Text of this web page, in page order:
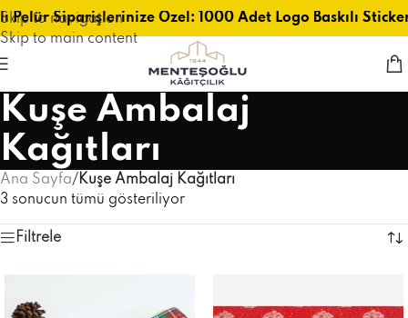
Skip to navigation
Skip to main content
Pelür Siparişlerinize Özel: 1000 Adet Logo Baskılı
Kuşe Ambalaj
Kağıtları
Ana Sayfa/ Kuşe Ambalaj Kağıtları
3 sonucun tümü gösteriliyor
Filtrele